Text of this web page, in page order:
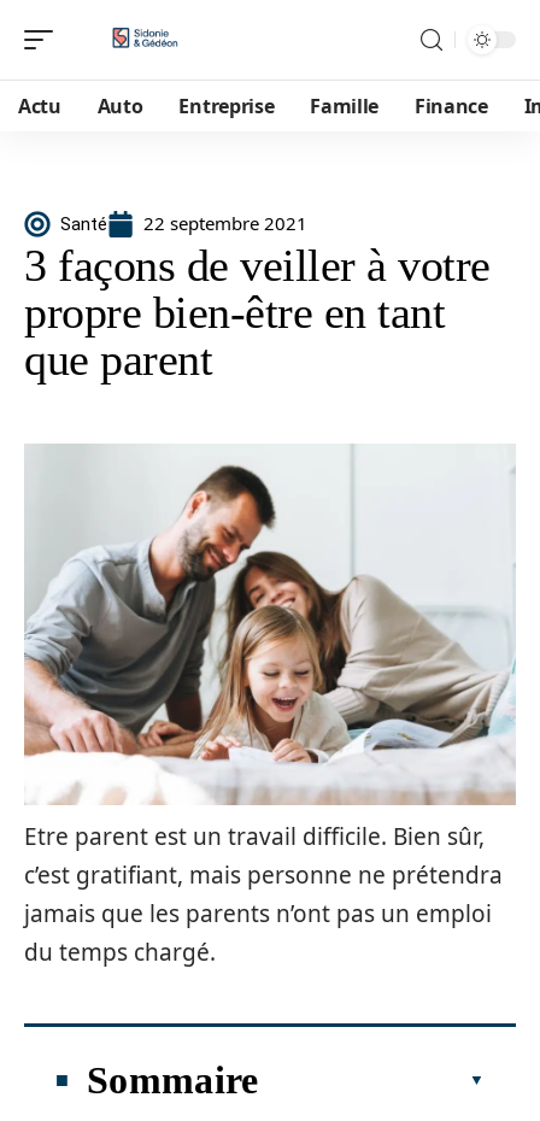
Actu Auto Entreprise Famille Finance
Santé 22 septembre 2021
3 façons de veiller à votre
propre bien-être en tant
que parent
Etre parent est un travail difficile. Bien sûr,
c’est gratifiant, mais personne ne prétendra
jamais que les parents n’ont pas un emploi
du temps chargé.
Sommaire